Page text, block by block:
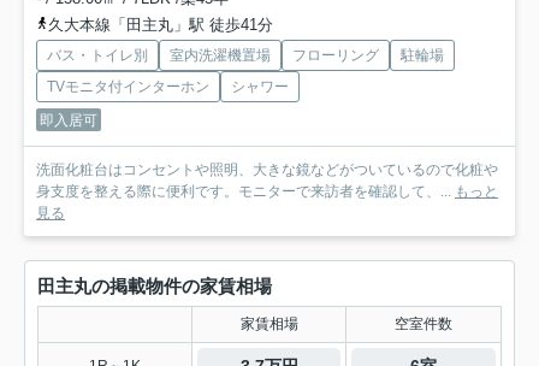
久大本線「田主丸」駅 徒歩41分
バス・トイレ別 室内洗濯機置場 フローリング
駐輪場
TVモニタ付インターホン
シャワー
即入居可
洗面化粧台はコンセントや照明、大きな鏡などがついているので化粧や
身支度を整える際に便利です。モニターで来訪者を確認して、... もっと
見る
田主丸の掲載物件の家賃相場
家賃相場 空室件数